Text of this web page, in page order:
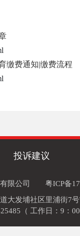
缴费通知|缴费流程
投诉建议
限公司
粤ICP备
大发埔社区里浦街7
（ 工作日：9：